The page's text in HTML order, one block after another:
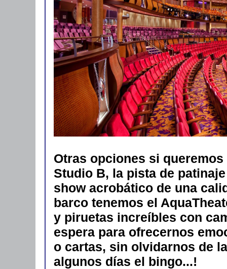
Otras opciones si
Studio B, la pista de
show acrobático de una
barco tenemos el
y piruetas increíbles con
espera para ofrecernos
o cartas, sin olvidarnos de
algunos días el bingo...!